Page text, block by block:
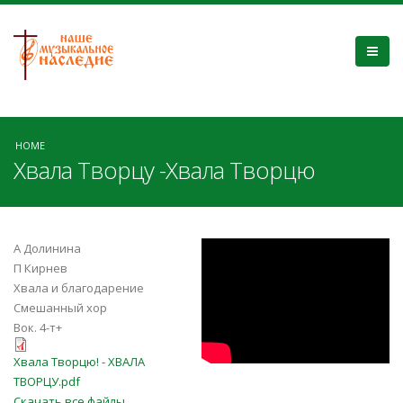
HOME
Хвала Творцу -Хвала Творцю
А Долинина
П Кирнев
Хвала и благодарение
Смешанный хор
Вок. 4-т+
Хвала Творцю! - ХВАЛА
ТВОРЦУ.pdf
Хвала Творцю! - ХВАЛА
ТВОРЦУ.pdf